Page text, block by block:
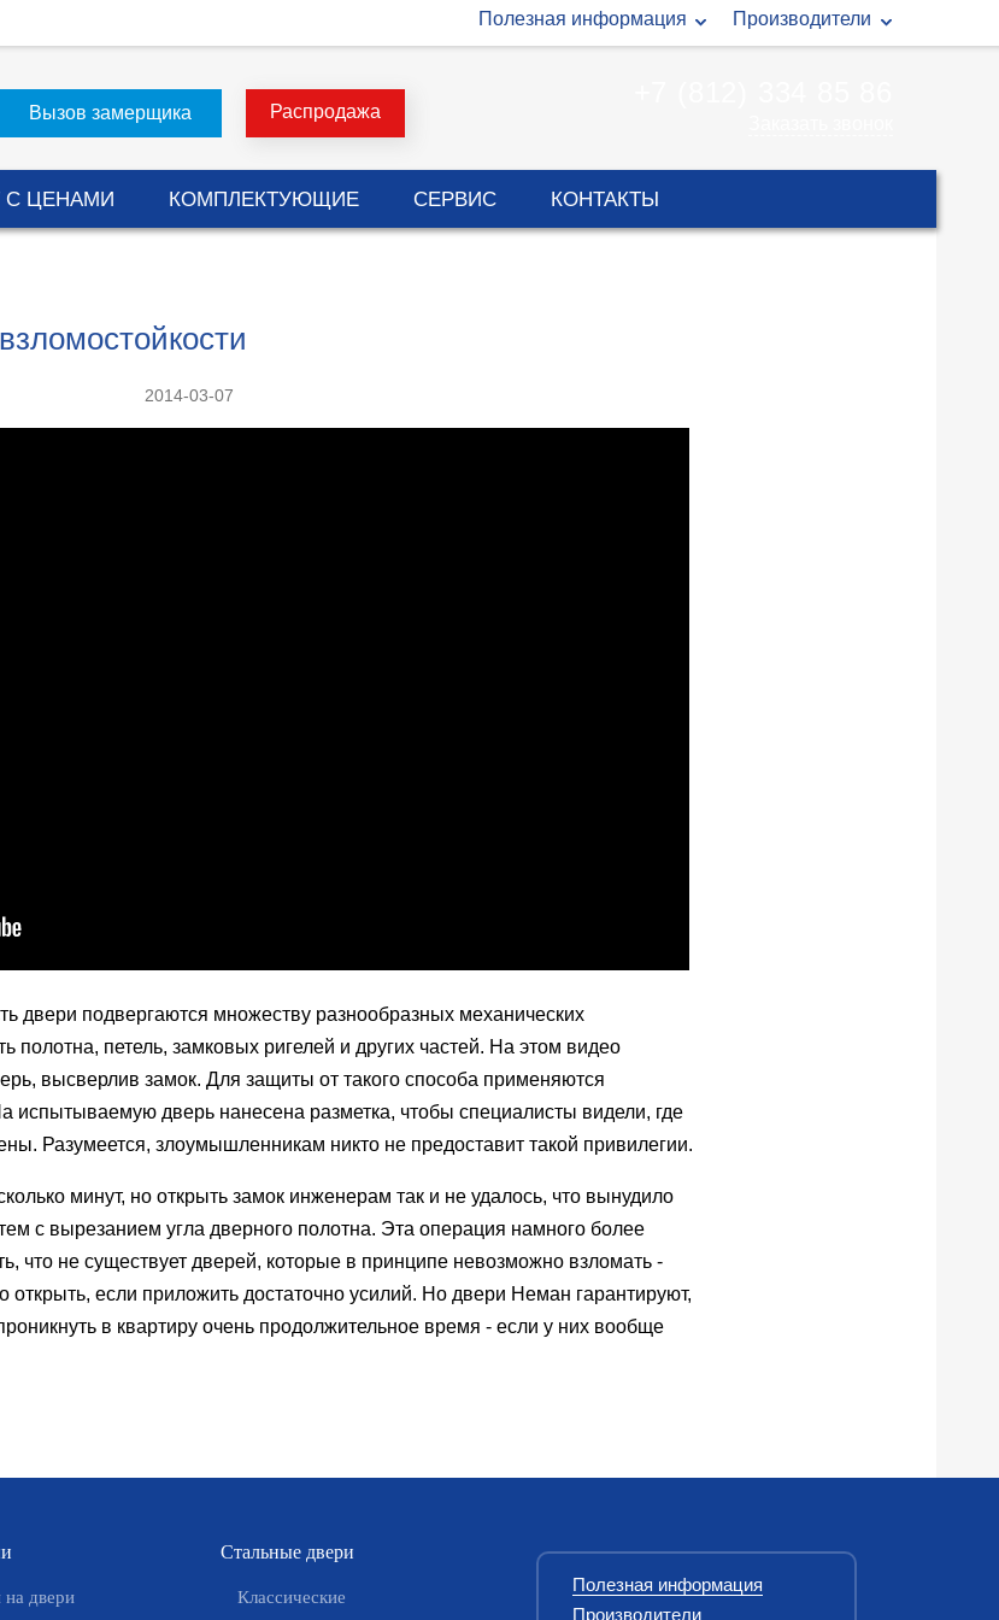
Полезная информация Производители
Вызов замерщика Распродажа
С ЦЕНАМИ КОМПЛЕКТУЮЩИЕ СЕРВИС КОНТАКТЫ
2014-03-07
двери подвергаются множеству разнообразных механических
полотна, петель, замковых ригелей и других частей. На этом видео
высверлив замок. Для защиты от такого способа применяются
испытываемую дверь нанесена разметка, чтобы специалисты видели, где
Разумеется, злоумышленникам никто не предоставит такой привилегии.
минут, но открыть замок инженерам так и не удалось, что вынудило
с вырезанием угла дверного полотна. Эта операция намного более
что не существует дверей, которые в принципе невозможно взломать -
если приложить достаточно усилий. Но двери Неман гарантируют,
в квартиру очень продолжительное время - если у них вообще
на двери
Стальные двери
Классические
Полезная информация
Производители